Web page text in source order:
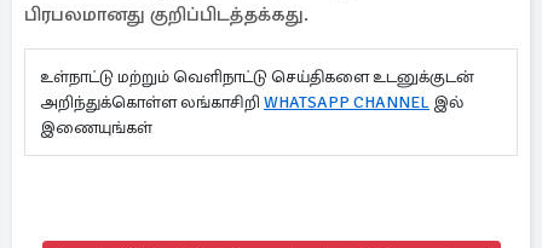
பிரபலமானது குறிப்பிடத்தக்கது.
உள்நாட்டு மற்றும் வெளிநாட்டு செய்திகளை உடனுக்குடன்
அறிந்துக்கொள்ள லங்காசிறி WHATSAPP CHANNEL இல்
இணையுங்கள்